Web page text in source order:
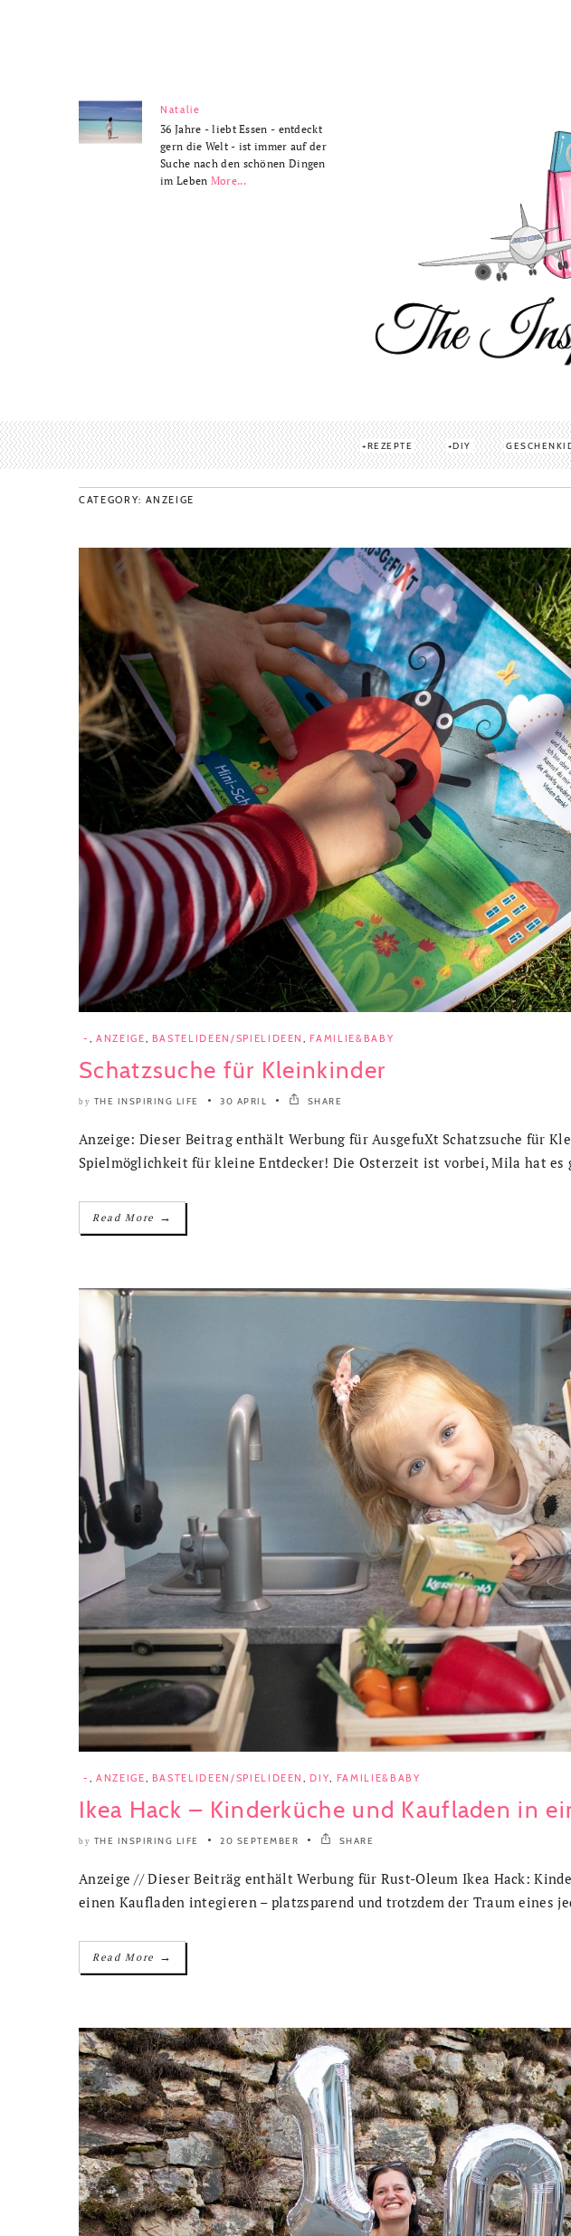
Natalie
36 Jahre - liebt Essen - entdeckt
gern die Welt - ist immer auf der
Suche nach den schönen Dingen
im Leben More...
REZEPTE DIY
CATEGORY: ANZEIGE
- ANZEIGE BASTELIDEEN/SPIELIDEEN FAMILIE&BABY
Schatzsuche für Kleinkinder
by THE INSPIRING LIFE 30 APRIL SHARE
Anzeige: Dieser Beitrag enthält Werbung für AusgefuXt Schatzsuche für
Spielmöglichkeit für kleine Entdecker! Die Osterzeit ist vorbei, Mila hat es
Read More →
- , ANZEIGE, BASTELIDEEN/SPIELIDEEN, DIY, FAMILIE&BABY
Ikea Hack – Kinderküche und Kaufladen in
by THE INSPIRING LIFE 20 SEPTEMBER SHARE
Anzeige // Dieser Beiträg enthält Werbung für Rust-Oleum Ikea Hack:
einen Kaufladen integieren – platzsparend und trotzdem der Traum eines
Read More →